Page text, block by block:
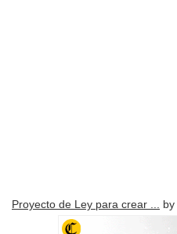
Proyecto de Ley para crear ... by